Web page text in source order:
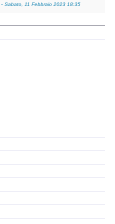
- Sabato, 11 Febbraio 2023 18:35